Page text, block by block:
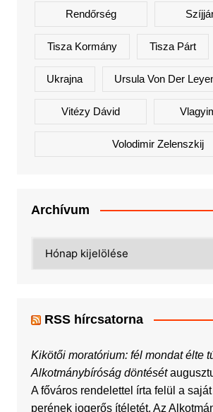
Rendőrség
Tisza Kormány Tisza Párt
Ukrajna Ursula Von Der
Vitézy Dávid
Volodimir Zelenszkij
Archívum
RSS hírcsatorna
Kikötői moratórium: fél mondat élte
Alkotmánybíróság döntését
A főváros rendelettel írta felül a
perének jogerős ítéletét. Az